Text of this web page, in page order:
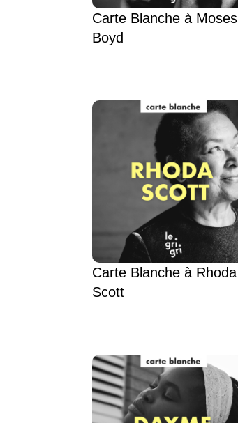
Carte Blanche à Moses
Boyd
Carte Blanche à Rhoda
Scott